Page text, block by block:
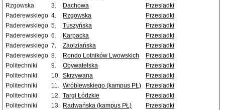
Rzgowska
3. Dachowa
Przesiadki
Paderewskiego 4. Rzgowska
Przesiadki
Paderewskiego 5. Tuszyńska
Przesiadki
Paderewskiego 6. Karpacka
Przesiadki
Paderewskiego 7. Zaolziańska
Przesiadki
Paderewskiego 8. Rondo Lotników Lwowskich
Przesiadki
Politechniki
9. Obywatelska
Przesiadki
Politechniki
10. Skrzywana
Przesiadki
Politechniki
11. Wróblewskiego (kampus PŁ)
Przesiadki
Politechniki
12. Targi Łódzkie
Przesiadki
Politechniki
13. Radwańska (kampus PŁ)
Przesiadki